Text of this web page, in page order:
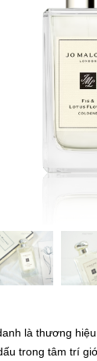
là thương
trong tâm trí